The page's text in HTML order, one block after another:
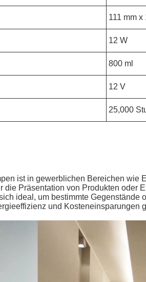
111 mm x
12 W
800 ml
12 V
25,000
ist in gewerblichen Bereichen wie
Präsentation von Produkten oder
ideal, um bestimmte Gegenstände
und Kosteneinsparungen